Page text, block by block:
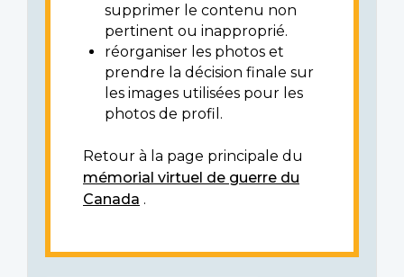
supprimer le contenu non
pertinent ou inapproprié.
réorganiser les photos et
prendre la décision finale sur
les images utilisées pour les
photos de profil.
Retour à la page principale du
mémorial virtuel de guerre du
Canada .